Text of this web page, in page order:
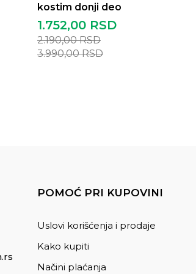
kostim donji deo
1.752,00 RSD
2.190,00RSD
3.990,00RSD
POMOĆ PRI KUPOVINI
Uslovi korišćenja i prodaje
Kako kupiti
Načini plaćanja